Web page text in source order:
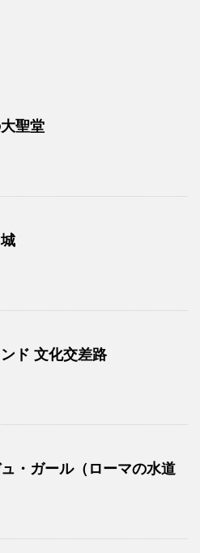
聖堂
ド 文化交差路
・ガール（ローマの水道